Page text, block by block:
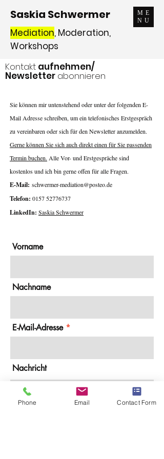
ME
NU
Saskia Schwermer
Mediation, Moderation,
Workshops
Kontakt aufnehmen/
Newsletter abonnieren
Sie können mir untenstehend oder unter der folgenden E-
Mail Adresse schreiben, um ein telefonisches Erstgespräch
zu vereinbaren oder sich für den Newsletter anzumelden.
Gerne können Sie sich auch direkt einen für Sie passenden
Termin buchen. Alle Vor- und Erstgespräche sind
kostenlos und ich bin gerne offen für alle Fragen.
E-Mail: schwermer-mediation@posteo.de
Telefon: 0157 52776737
LinkedIn: Saskia Schwermer
Vorname
Nachname
E-Mail-Adresse
Nachricht
Phone Email Contact Form